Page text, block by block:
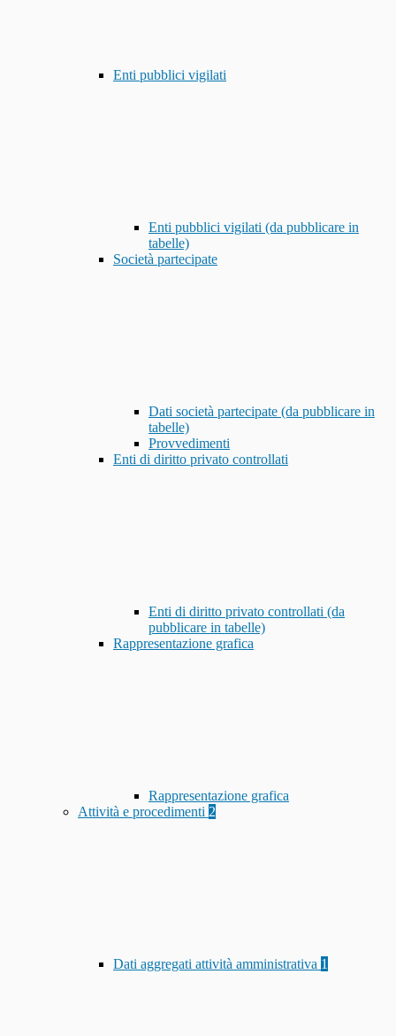
Enti pubblici vigilati
Enti pubblici vigilati (da pubblicare in
tabelle)
Società partecipate
Dati società partecipate (da pubblicare in
tabelle)
Provvedimenti
Enti di diritto privato controllati
Enti di diritto privato controllati (da
pubblicare in tabelle)
Rappresentazione grafica
Rappresentazione grafica
Attività e procedimenti 2
Dati aggregati attività amministrativa 1